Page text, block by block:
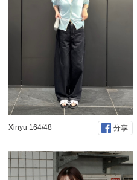
Xinyu 164/48 分享